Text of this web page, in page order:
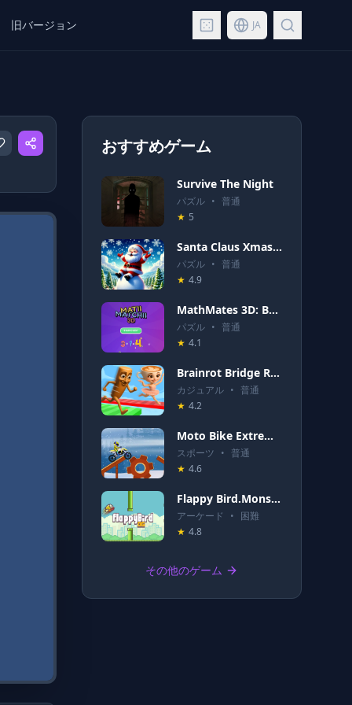
旧バージョン JA
おすすめゲーム
Survive The Night
パズル • 普通
★ 5
Santa Claus Xmas Run
パズル • 普通
★ 4.9
MathMates 3D: Brain Quest
パズル • 普通
★ 4.1
Brainrot Bridge Race 3D
カジュアル • 普通
★ 4.2
Moto Bike Extreme Hill Stunts
スポーツ • 普通
★ 4.6
Flappy Bird.Monster
アーケード • 困難
★ 4.8
その他のゲーム